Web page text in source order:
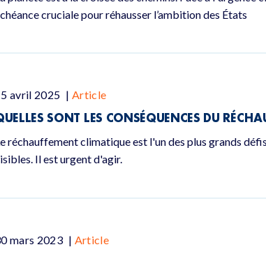
cruciale pour réhausser l’ambition des États
avril 2025 | Article
SONT LES CONSÉQUENCES DU
réchauffement climatique est l'un des plus grands
Il est urgent d'agir.
mars 2023 | Article